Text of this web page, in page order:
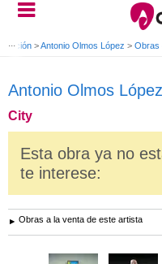
>Antonio Olmos López > Obras
Antonio Olmos López
City
Esta obra ya no
te interese:
Obras a la venta de este artista